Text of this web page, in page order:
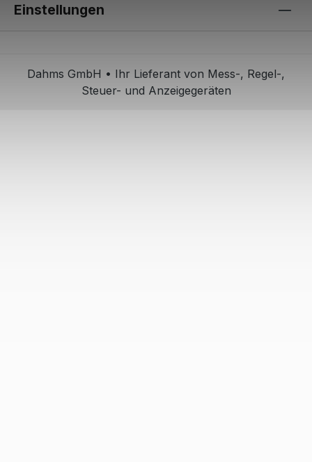
Einstellungen
Dahms GmbH • Ihr Lieferant von Mess-, Regel-,
Steuer- und Anzeigegeräten